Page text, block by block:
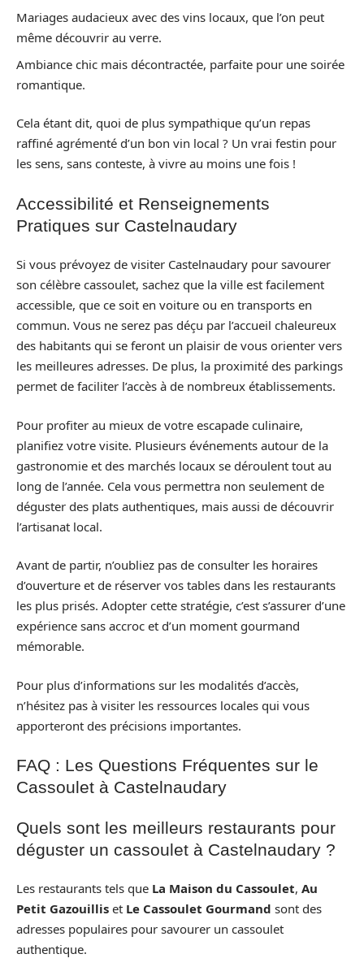
Mariages audacieux avec des vins locaux, que l’on peut
même découvrir au verre.
Ambiance chic mais décontractée, parfaite pour une soirée
romantique.
Cela étant dit, quoi de plus sympathique qu’un repas
raffiné agrémenté d’un bon vin local ? Un vrai festin pour
les sens, sans conteste, à vivre au moins une fois !
Accessibilité et Renseignements
Pratiques sur Castelnaudary
Si vous prévoyez de visiter Castelnaudary pour savourer
son célèbre cassoulet, sachez que la ville est facilement
accessible, que ce soit en voiture ou en transports en
commun. Vous ne serez pas déçu par l’accueil chaleureux
des habitants qui se feront un plaisir de vous orienter vers
les meilleures adresses. De plus, la proximité des parkings
permet de faciliter l’accès à de nombreux établissements.
Pour profiter au mieux de votre escapade culinaire,
planifiez votre visite. Plusieurs événements autour de la
gastronomie et des marchés locaux se déroulent tout au
long de l’année. Cela vous permettra non seulement de
déguster des plats authentiques, mais aussi de découvrir
l’artisanat local.
Avant de partir, n’oubliez pas de consulter les horaires
d’ouverture et de réserver vos tables dans les restaurants
les plus prisés. Adopter cette stratégie, c’est s’assurer d’une
expérience sans accroc et d’un moment gourmand
mémorable.
Pour plus d’informations sur les modalités d’accès,
n’hésitez pas à visiter les ressources locales qui vous
apporteront des précisions importantes.
FAQ : Les Questions Fréquentes sur le
Cassoulet à Castelnaudary
Quels sont les meilleurs restaurants pour
déguster un cassoulet à Castelnaudary ?
Les restaurants tels que La Maison du Cassoulet, Au
Petit Gazouillis et Le Cassoulet Gourmand sont des
adresses populaires pour savourer un cassoulet
authentique.